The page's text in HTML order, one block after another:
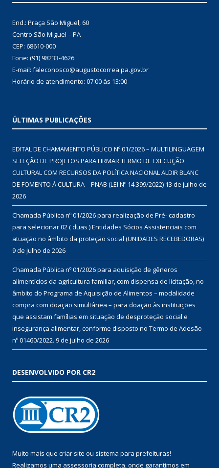
End.: Praça São Miguel, 60
Centro São Miguel – PA
CEP: 68610-000
Fone: (91) 98233-4626
E-mail: faleconosco@augustocorrea.pa.gov.br
Horário de atendimento: 07:00 às 13:00
ÚLTIMAS PUBLICAÇÕES
EDITAL DE CHAMAMENTO PÚBLICO Nº 01/2026 – MULTILINGUAGEM
SELEÇÃO DE PROJETOS PARA FIRMAR TERMO DE EXECUÇÃO
CULTURAL COM RECURSOS DA POLÍTICA NACIONAL ALDIR BLANC
DE FOMENTO À CULTURA – PNAB (LEI Nº 14.399/2022) 13 de julho de
2026
Chamada Pública nº 01/2026 para realização de Pré- cadastro
para selecionar 02 ( duas ) Entidades Sócios Assistenciais com
atuação no âmbito da proteção social (UNIDADES RECEBEDORAS)
9 de julho de 2026
Chamada Pública nº 01/2026 para aquisição de gêneros
alimentícios da agricultura familiar, com dispensa de licitação, no
âmbito do Programa de Aquisição de Alimentos – modalidade
compra com doação simultânea – para doação às instituições
que assistam famílias em situação de desproteção social e
insegurança alimentar, conforme disposto no Termo de Adesão
nº 01460/2022. 9 de julho de 2026
DESENVOLVIDO POR CR2
Muito mais que criar site ou sistema para prefeituras!
Realizamos uma assessoria completa, onde garantimos em